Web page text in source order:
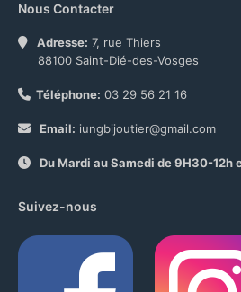
Nous Contacter
Adresse: 7, rue Thiers
88100 Saint-Dié-des-Vosges
Téléphone: 03 29 56 21 16
Email: iungbijoutier@gmail.com
Du Mardi au Samedi de 9H30-12h
Suivez-nous